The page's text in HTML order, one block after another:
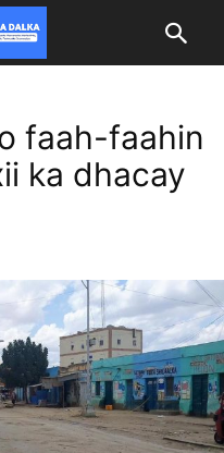
faah-faahin
ka dhacay